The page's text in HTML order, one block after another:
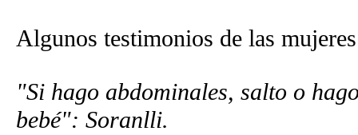
Algunos testimonios de las
"Si hago abdominales, salto o
bebé": Soranlli.